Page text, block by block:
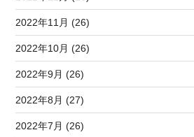
2022年11月 (26)
2022年10月 (26)
2022年9月 (26)
2022年8月 (27)
2022年7月 (26)